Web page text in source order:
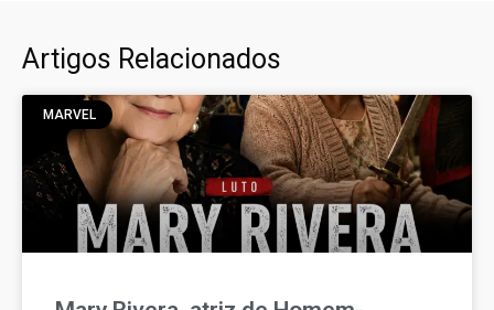
Artigos Relacionados
MARVEL